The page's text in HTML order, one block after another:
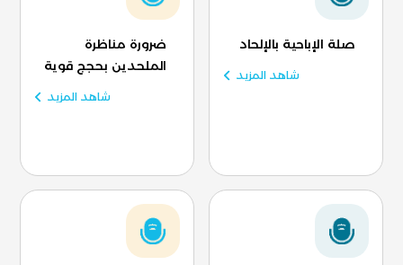
صلة الإباحية بالإلحاد
شاهد المزيد
ضرورة مناظرة
الملحدين بحجج قوية
شاهد المزيد